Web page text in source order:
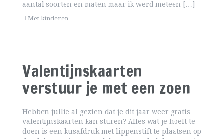
aantal soorten en maten maar ik werd meteen […]
Met kinderen
Valentijnskaarten
verstuur je met een zoen
Hebben jullie al gezien dat je dit jaar weer gratis
valentijnskaarten kan sturen? Alles wat je hoeft te
doen is een kusafdruk met lippenstift te plaatsen op